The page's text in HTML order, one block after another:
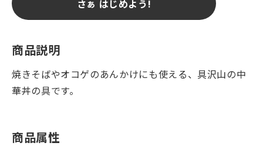
さぁ はじめよう!
商品説明
焼きそばやオコゲのあんかけにも使える、具沢山の中
華丼の具です。
商品属性